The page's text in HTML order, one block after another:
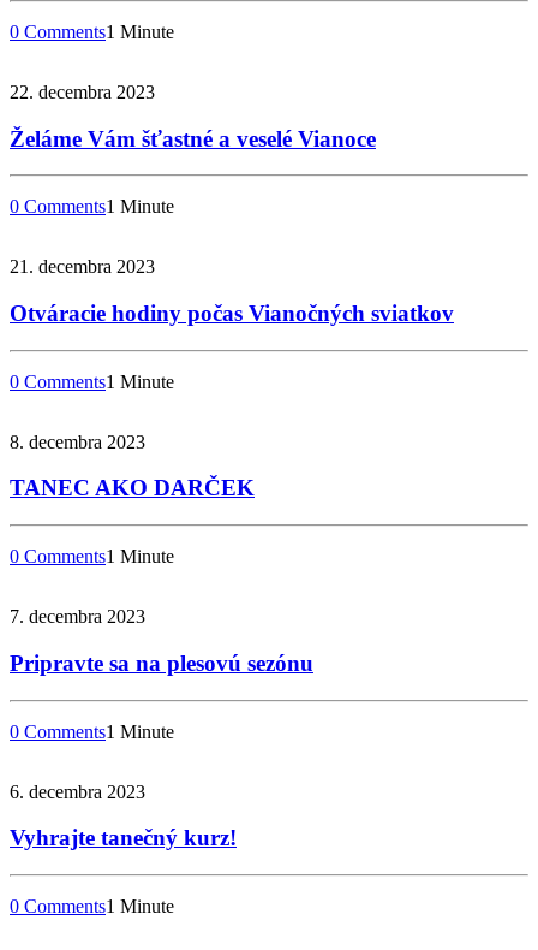
0 Comments1 Minute
22. decembra 2023
Želáme Vám šťastné a veselé Vianoce
0 Comments1 Minute
21. decembra 2023
Otváracie hodiny počas Vianočných sviatkov
0 Comments1 Minute
8. decembra 2023
TANEC AKO DARČEK
0 Comments1 Minute
7. decembra 2023
Pripravte sa na plesovú sezónu
0 Comments1 Minute
6. decembra 2023
Vyhrajte tanečný kurz!
0 Comments1 Minute